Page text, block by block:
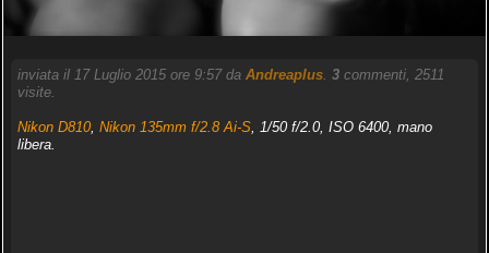
inviata il 17 Luglio 2015 ore 9:57 da Andreaplus. 3commenti, 2511
visite.
Nikon D810, Nikon 135mm f/2.8 Ai-S, 1/50 f/2.0, ISO 6400, mano
libera.